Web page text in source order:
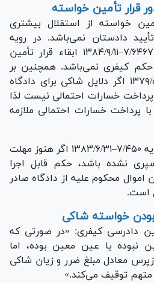
قرار تأمین خواسته
خواسته از استقلال بیشتری
تأیید دادستان نمی‌باشد. در رویه
قضایی به موجب نظریه ۷/۶۴۶۷–۱۳۸۴/۹/۱۱ ابقاء قرار تأمین
کیفری نمی‌باشد. همچنین بر
اساس نظریه ۷/۴۶۳۱–۱۳۷۹/۵/۱۵ اگر دلایل شاکی برای دادگاه
پرداخت خسارات احتمالی نیست لذا
پرداخت خسارات احتمالی ملازمه
علاوه بر این، بر اساس نظریه ۷/۴۵۰–۱۳۸۳/۶/۳۱ اگر هنوز مهلت
نشده باشد، حکم قابل اجرا
محکوم علیه از دادگاه صادر
است.
خواسته شاکی
قانون آیین دادرسی کیفری: «در صورتی که
نبوده یا عین معین بوده، اما
معادل مبلغ ضرر و زیان شاکی
متهم توقیف می‌کند.»